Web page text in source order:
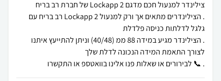
. הצילינדרים מתאים אך ורק למנעול Lockapp 2 רב בריח עם
. הצילינדר מגיע במידה 88 ממ (40/48) וניתן להתייעץ איתנו
. 📞 לבירורים או שאלות פנו אלינו בוואטספ או התקשרו